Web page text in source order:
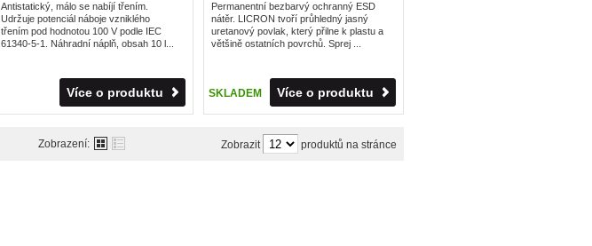
Antistatický, málo se nabíjí třením.
Udržuje potenciál náboje vzniklého
třením pod hodnotou 100 V podle IEC
61340-5-1. Náhradní náplň, obsah 10 l...
Více o produktu
Permanentní bezbarvý ochranný ESD
nátěr. LICRON tvoří průhledný jasný
uretanový povlak, který přilne k plastu a
většině ostatních povrchů. Sprej ...
SKLADEM Více o produktu
Zobrazení: Zobrazit produktů na stránce